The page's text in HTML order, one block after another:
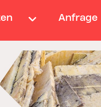
Anfrage